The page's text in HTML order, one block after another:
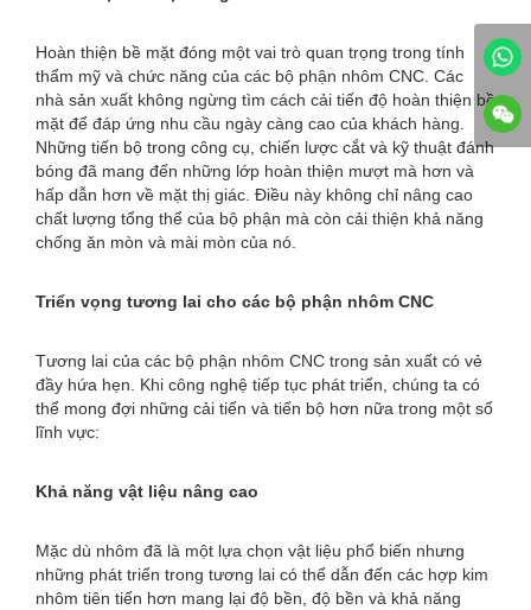
Hoàn thiện bề mặt đóng một vai trò quan trọng trong tính
thẩm mỹ và chức năng của các bộ phận nhôm CNC. Các
nhà sản xuất không ngừng tìm cách cải tiến độ hoàn thiện bề
mặt để đáp ứng nhu cầu ngày càng cao của khách hàng.
Những tiến bộ trong công cụ, chiến lược cắt và kỹ thuật đánh
bóng đã mang đến những lớp hoàn thiện mượt mà hơn và
hấp dẫn hơn về mặt thị giác. Điều này không chỉ nâng cao
chất lượng tổng thể của bộ phận mà còn cải thiện khả năng
chống ăn mòn và mài mòn của nó.
Triển vọng tương lai cho các bộ phận nhôm CNC
Tương lai của các bộ phận nhôm CNC trong sản xuất có vẻ
đầy hứa hẹn. Khi công nghệ tiếp tục phát triển, chúng ta có
thể mong đợi những cải tiến và tiến bộ hơn nữa trong một số
lĩnh vực:
Khả năng vật liệu nâng cao
Mặc dù nhôm đã là một lựa chọn vật liệu phổ biến nhưng
những phát triển trong tương lai có thể dẫn đến các hợp kim
nhôm tiên tiến hơn mang lại độ bền, độ bền và khả năng